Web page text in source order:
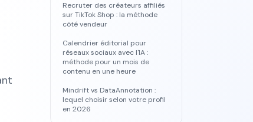
Recruter des créateurs affiliés
sur TikTok Shop : la méthode
côté vendeur
Calendrier éditorial pour
réseaux sociaux avec l'IA :
méthode pour un mois de
contenu en une heure
Mindrift vs DataAnnotation :
lequel choisir selon votre profil
en 2026